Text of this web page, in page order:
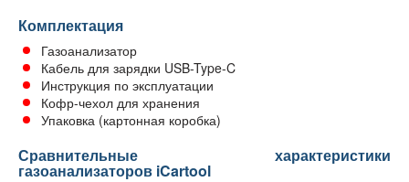
Комплектация
Газоанализатор
Кабель для зарядки USB-Type-C
Инструкция по эксплуатации
Кофр-чехол для хранения
Упаковка (картонная коробка)
Сравнительные характеристики
газоанализаторов iCartool